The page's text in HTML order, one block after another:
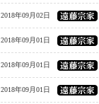
2018年09月02日
2018年09月01日
2018年09月01日
2018年09月01日